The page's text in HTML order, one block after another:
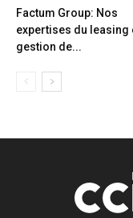
Factum Group: Nos
expertises du leasing
gestion de...